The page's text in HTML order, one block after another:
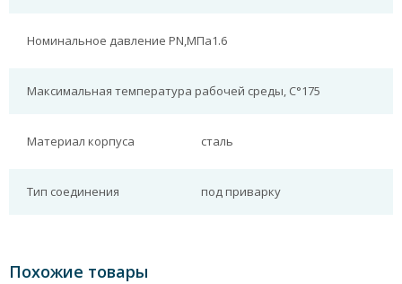
Номинальное давление PN,МПа1.6
Максимальная температура рабочей среды, С°175
Материал корпуса сталь
Тип соединения под приварку
Похожие товары